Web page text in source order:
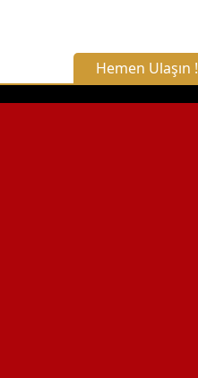
Hemen Ulaşın !
X Kapat